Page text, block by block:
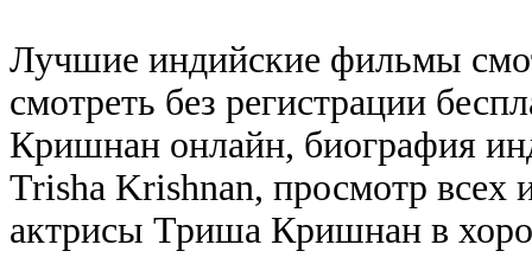
Лучшие индийские фильмы
смотреть без регистрации
Кришнан онлайн, биография
Trisha Krishnan, просмотр всех
актрисы Триша Кришнан в